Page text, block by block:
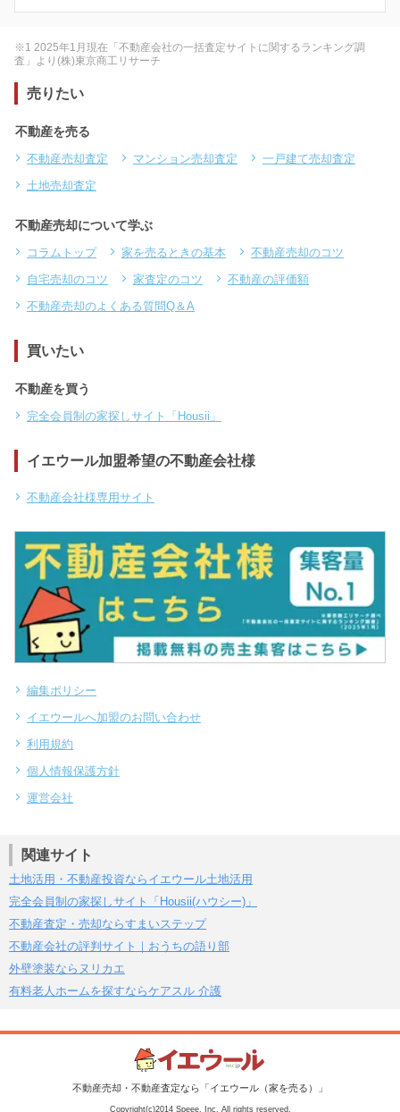
※1 2025年1月現在「不動産会社の一括査定サイトに関するランキング調
査」より(株)東京商工リサーチ
売りたい
不動産を売る
不動産売却査定 マンション売却査定
一戸建て売却査定
土地売却査定
不動産売却について学ぶ
コラムトップ 家を売るときの基本
不動産売却のコツ
自宅売却のコツ
家査定のコツ
不動産の評価額
不動産売却のよくある質問Q＆A
買いたい
不動産を買う
完全会員制の家探しサイト「Housii」
イエウール加盟希望の不動産会社様
不動産会社様専用サイト
編集ポリシー
イエウールへ加盟のお問い合わせ
利用規約
個人情報保護方針
運営会社
関連サイト
土地活用・不動産投資ならイエウール土地活用
完全会員制の家探しサイト「Housii(ハウシー)」
不動産査定・売却ならすまいステップ
不動産会社の評判サイト｜おうちの語り部
外壁塗装ならヌリカエ
有料老人ホームを探すならケアスル 介護
不動産売却・不動産査定なら「イエウール（家を売る）」
Copyright(c)2014 Speee, Inc. All rights reserved.